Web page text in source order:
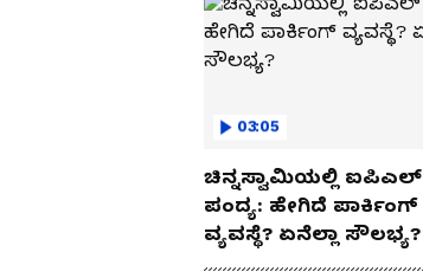
03:05
ಚಿನ್ನಸ್ವಾಮಿಯಲ್ಲಿ ಐಪಿಎಲ್‌
ಪಂದ್ಯ: ಹೇಗಿದೆ ಪಾರ್ಕಿಂಗ್
ವ್ಯವಸ್ಥೆ? ಏನೆಲ್ಲಾ ಸೌಲಭ್ಯ?